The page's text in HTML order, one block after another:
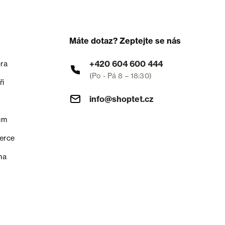
Máte dotaz? Zeptejte se nás
+420 604 600 444
(Po - Pá 8 – 18:30)
info@shoptet.cz